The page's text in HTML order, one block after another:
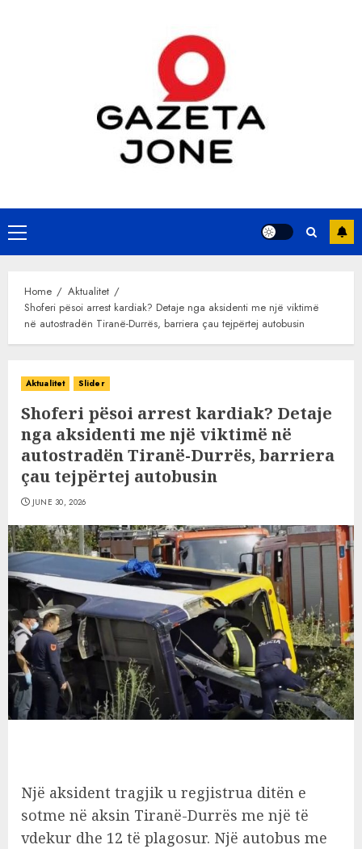
Primary
Menu
Home
Aktualitet
Shoferi pësoi arrest kardiak? Detaje nga aksidenti me një viktimë
në autostradën Tiranë-Durrës, barriera çau tejpërtej autobusin
Aktualitet Slider
Shoferi pësoi arrest kardiak? Detaje
nga aksidenti me një viktimë në
autostradën Tiranë-Durrës, barriera
çau tejpërtej autobusin
JUNE 30, 2026
Një aksident tragjik u regjistrua ditën e
sotme në aksin Tiranë-Durrës me një të
vdekur dhe 12 të plagosur. Një autobus me